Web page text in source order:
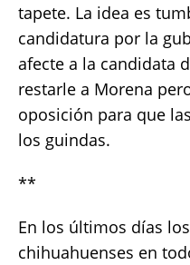
tapete. La idea es
candidatura por la
afecte a la candidata
restarle a Morena
oposición para que
los guindas.
**
En los últimos días
chihuahuenses en